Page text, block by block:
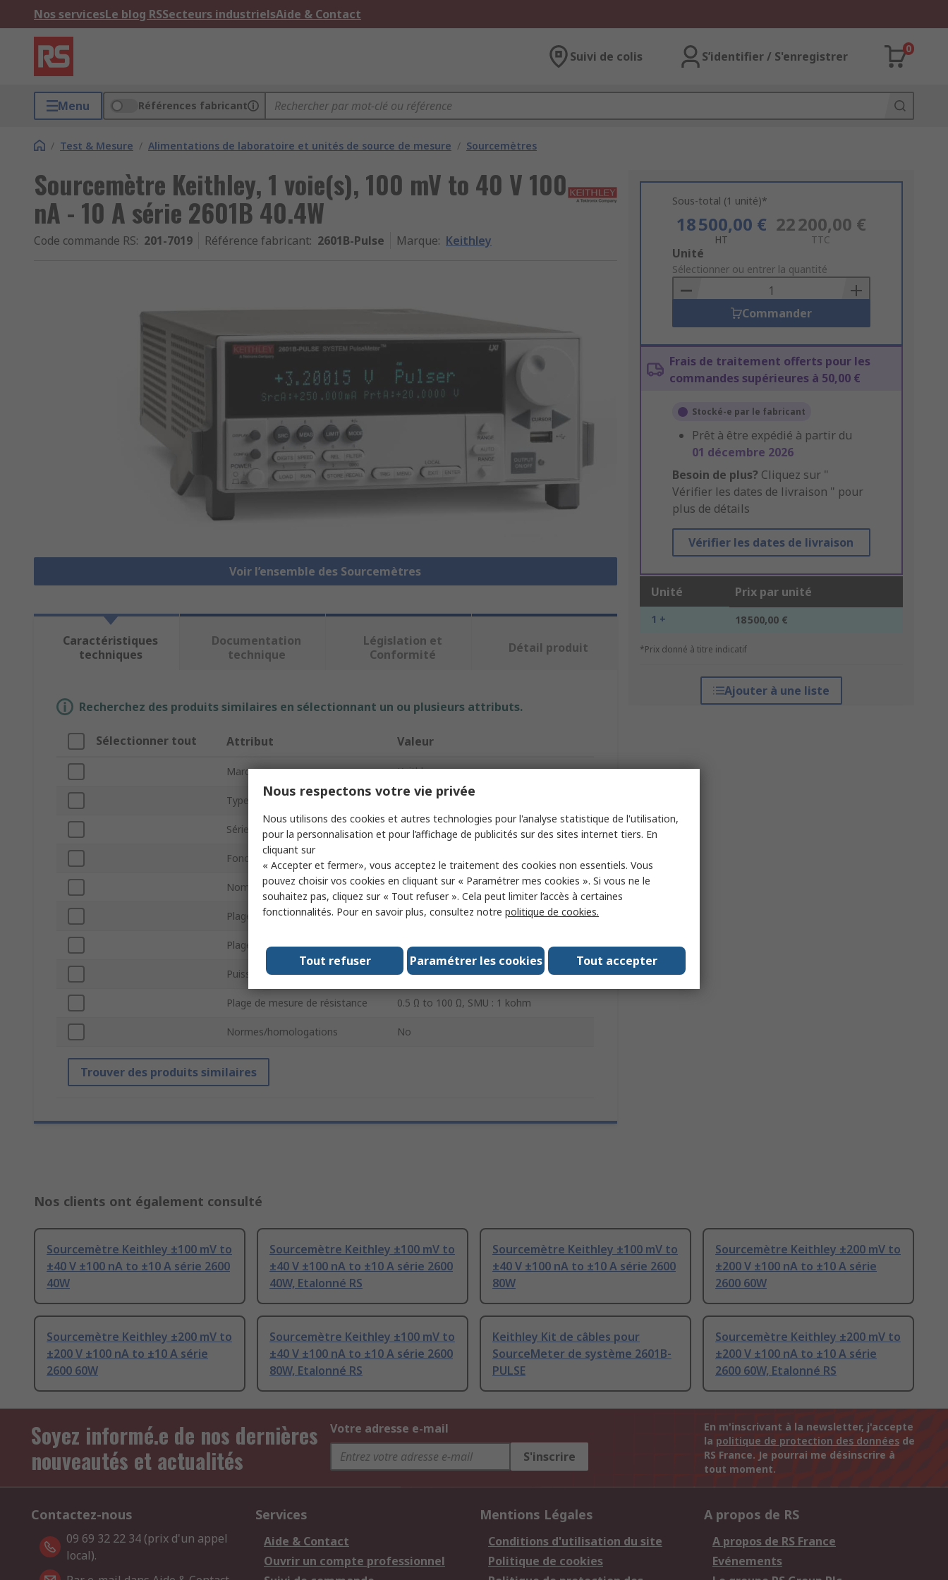
Nos servicesLe blog RSSecteurs industrielsAide & Contact
Suivi de colis S’identifier / S'enregistrer
0
Menu Références fabricant
/ Test & Mesure / Alimentations de laboratoire et unités de source de mesure / Sourcemètres
Sourcemètre Keithley, 1 voie(s), 100 mV to 40 V 100
nA - 10 A série 2601B 40.4W
Code commande RS: 201-7019 Référence fabricant: 2601B-Pulse Marque: Keithley
Voir l’ensemble des Sourcemètres
Sous-total (1 unité)*
18 500,00 €
HT
22 200,00 €
TTC
Add
to
Basket
Unité
Sélectionner ou entrer la quantité
Commander
Frais de traitement offerts pour les
commandes supérieures à 50,00 €
Stocké-e par le fabricant
Prêt à être expédié à partir du
01 décembre 2026
Besoin de plus? Cliquez sur "
Vérifier les dates de livraison " pour
plus de détails
Vérifier les dates de livraison
Unité Prix par unité
1 + 18 500,00 €
*Prix donné à titre indicatif
Ajouter à une liste
Caractéristiques
techniques
Documentation
technique
Législation et
Conformité
Détail produit
Recherchez des produits similaires en sélectionnant un ou plusieurs attributs.
Sélectionner tout Attribut Valeur
Marque Keithley
Type de produit Sourcemètre
Série 2601B
Fonction Sourcemètre Unité de source et de mesure, Pulseur
Nombre de canaux 1
Plage de source de tension 100 mV to 40 V
Plage de source de courant 100 nA - 10 A
Puissance de sortie 40.4W
Plage de mesure de résistance 0.5 Ω to 100 Ω, SMU : 1 kohm
Normes/homologations No
Trouver des produits similaires
Nos clients ont également consulté
Sourcemètre Keithley ±100 mV to
±40 V ±100 nA to ±10 A série 2600
40W
Sourcemètre Keithley ±100 mV to
±40 V ±100 nA to ±10 A série 2600
40W, Etalonné RS
Sourcemètre Keithley ±100 mV to
±40 V ±100 nA to ±10 A série 2600
80W
Sourcemètre Keithley ±200 mV to
±200 V ±100 nA to ±10 A série
2600 60W
Sourcemètre Keithley ±200 mV to
±200 V ±100 nA to ±10 A série
2600 60W
Sourcemètre Keithley ±100 mV to
±40 V ±100 nA to ±10 A série 2600
80W, Etalonné RS
Keithley Kit de câbles pour
SourceMeter de système 2601B-
PULSE
Sourcemètre Keithley ±200 mV to
±200 V ±100 nA to ±10 A série
2600 60W, Etalonné RS
Soyez informé.e de nos dernières
nouveautés et actualités
Votre adresse e-mail
S'inscrire
En m'inscrivant à la newsletter, j'accepte
la politique de protection des données de
RS France. Je pourrai me désinscrire à
tout moment.
Contactez-nous
09 69 32 22 34 (prix d'un appel
local).
Services
Aide & Contact
Ouvrir un compte professionnel
Mentions Légales
Conditions d'utilisation du site
Politique de cookies
A propos de RS
A propos de RS France
Evénements
Nous respectons votre vie privée
Nous utilisons des cookies et autres technologies pour l'analyse statistique de l'utilisation,
pour la personnalisation et pour l’affichage de publicités sur des sites internet tiers. En
cliquant sur
« Accepter et fermer», vous acceptez le traitement des cookies non essentiels. Vous
pouvez choisir vos cookies en cliquant sur « Paramétrer mes cookies ». Si vous ne le
souhaitez pas, cliquez sur « Tout refuser ». Cela peut limiter l’accès à certaines
fonctionnalités. Pour en savoir plus, consultez notre politique de cookies.
Tout accepter
Paramétrer les cookies
Tout refuser